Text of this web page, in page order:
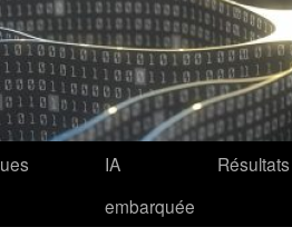
IA
embarquée
Résultats